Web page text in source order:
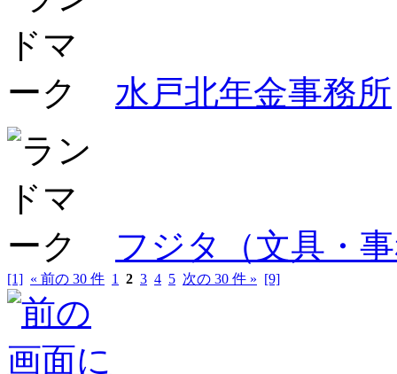
水戸北年金事務所
フジタ（文具・
[1] « 前の 30 件 1 2 3 4 5 次の 30 件 » [9]